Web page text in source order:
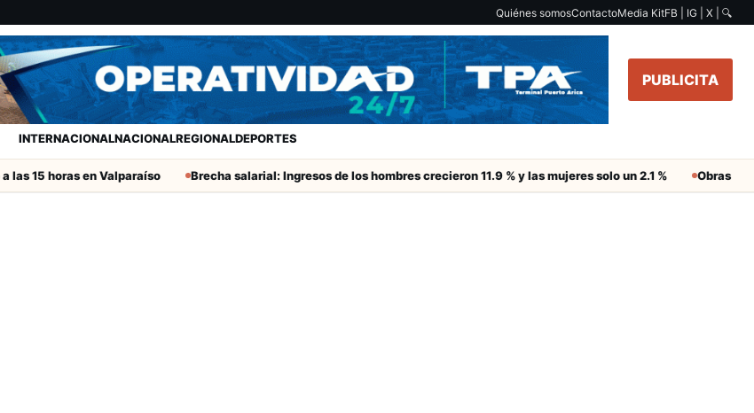
Quiénes somosContactoMedia KitFB | IG | X | 🔍
PUBLICITA
INTERNACIONALNACIONALREGIONALDEPORTES
15 horas en Valparaíso Brecha salarial: Ingresos de los hombres crecieron 11.9 % y las mujeres solo un 2.1 % Obras de